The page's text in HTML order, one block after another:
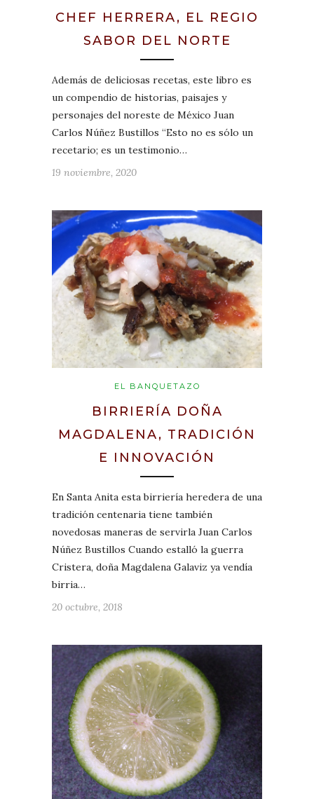
CHEF HERRERA, EL REGIO
SABOR DEL NORTE
Además de deliciosas recetas, este libro es
un compendio de historias, paisajes y
personajes del noreste de México Juan
Carlos Núñez Bustillos “Esto no es sólo un
recetario; es un testimonio…
19 noviembre, 2020
EL BANQUETAZO
BIRRIERÍA DOÑA
MAGDALENA, TRADICIÓN
E INNOVACIÓN
En Santa Anita esta birriería heredera de una
tradición centenaria tiene también
novedosas maneras de servirla Juan Carlos
Núñez Bustillos Cuando estalló la guerra
Cristera, doña Magdalena Galaviz ya vendía
birria…
20 octubre, 2018